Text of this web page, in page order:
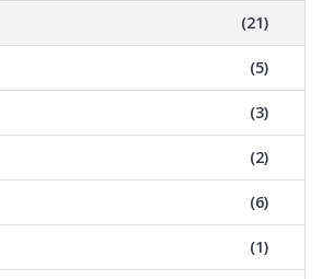
(21)
(5)
(3)
(2)
(6)
(1)